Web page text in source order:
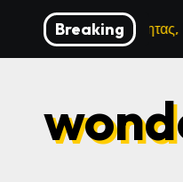
content
Breaking
Κοινότητας, Εποχιακές